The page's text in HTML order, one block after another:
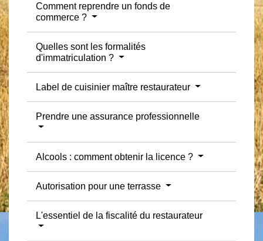
Comment reprendre un fonds de
commerce ?
Quelles sont les formalités
d'immatriculation ?
Label de cuisinier maître restaurateur
Prendre une assurance professionnelle
Alcools : comment obtenir la licence ?
Autorisation pour une terrasse
L'essentiel de la fiscalité du restaurateur